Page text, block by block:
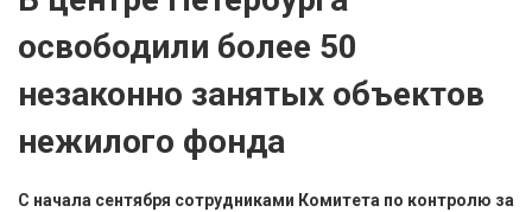
освободили более 50
незаконно занятых объектов
нежилого фонда
С начала сентября сотрудниками Комитета по контролю за